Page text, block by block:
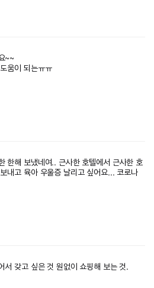
~~
움이 되는ㅠㅠ
한해 보냈네여.. 근사한 호텔에서 근사한 호
내고 육아 우울증 날리고 싶어요... 코로나
서 갖고 싶은 것 원없이 쇼핑해 보는 것.